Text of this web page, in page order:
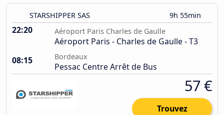
STARSHIPPER SAS 9h 55min
22:20 Aéroport Paris Charles de Gaulle
Aéroport Paris - Charles de Gaulle - T3
08:15
Bordeaux
Pessac Centre Arrêt de Bus
57 €
Trouvez